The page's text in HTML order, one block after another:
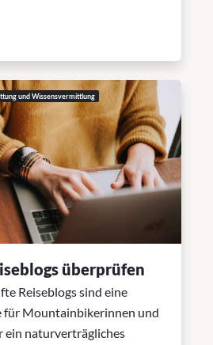
und Wissensvermittlung
überprüfen
Reiseblogs sind eine
für Mountainbikerinnen und
naturverträgliches